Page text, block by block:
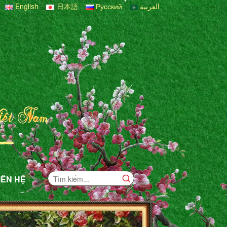
English 日本語 Русский العربية
HỆ